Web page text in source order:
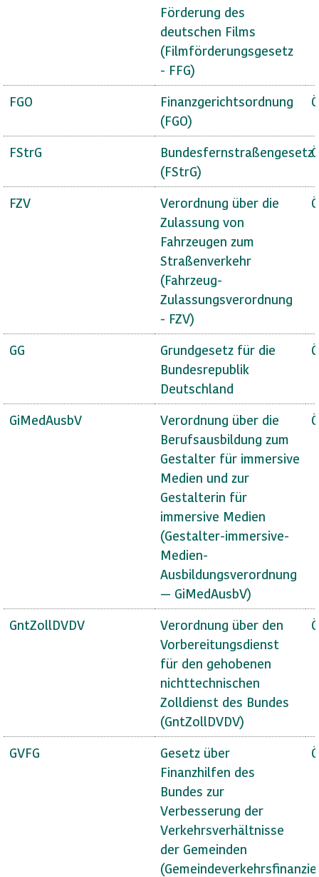
Förderung des
deutschen Films
(Filmförderungsgesetz
- FFG)
FGO
Finanzgerichtsordnung
(FGO)
FStrG
Bundesfernstraßengesetz
(FStrG)
FZV
Verordnung über die
Zulassung von
Fahrzeugen zum
Straßenverkehr
(Fahrzeug-
Zulassungsverordnung
- FZV)
GG
Grundgesetz für die
Bundesrepublik
Deutschland
GiMedAusbV
Verordnung über die
Berufsausbildung zum
Gestalter für immersive
Medien und zur
Gestalterin für
immersive Medien
(Gestalter-immersive-
Medien-
Ausbildungsverordnung
— GiMedAusbV)
GntZollDVDV
Verordnung über den
Vorbereitungsdienst
für den gehobenen
nichttechnischen
Zolldienst des Bundes
(GntZollDVDV)
GVFG
Gesetz über
Finanzhilfen des
Bundes zur
Verbesserung der
Verkehrsverhältnisse
der Gemeinden